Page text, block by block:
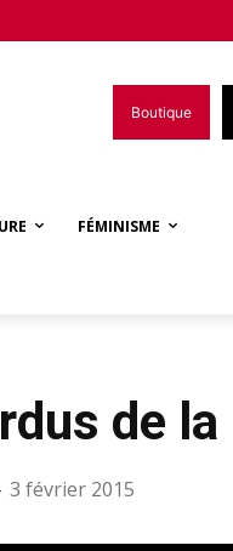
Boutique
FÉMINISME
de
3 février 2015